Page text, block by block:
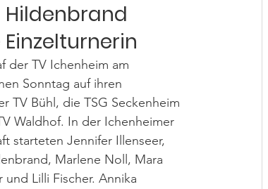
Hildenbrand
der TV Ichenheim am
Sonntag auf ihren
TV Bühl, die TSG Seckenheim
Waldhof. In der Ichenheimer
starteten Jennifer Illenseer,
Marlene Noll, Mara
und Lilli Fischer. Annika